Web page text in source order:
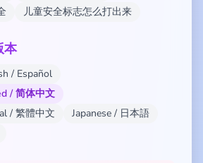
儿童安全标志怎么打出来
本
/ Español
/ 简体中文
/ 繁體中文
Japanese / 日本語